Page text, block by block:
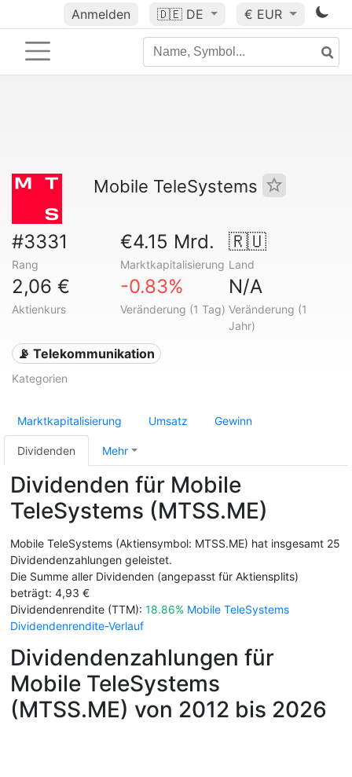
Anmelden 🇩🇪 DE € EUR
Mobile TeleSystems
#3331
Rang
€4.15 Mrd.
Marktkapitalisierung
🇷🇺
Land
2,06 €
Aktienkurs
-0.83%
Veränderung (1 Tag)
N/A
Veränderung (1
Jahr)
📡 Telekommunikation
Kategorien
Marktkapitalisierung Umsatz Gewinn
Dividenden Mehr
Dividenden für Mobile
TeleSystems (MTSS.ME)
Mobile TeleSystems (Aktiensymbol: MTSS.ME) hat insgesamt 25
Dividendenzahlungen geleistet.
Die Summe aller Dividenden (angepasst für Aktiensplits)
beträgt: 4,93 €
Dividendenrendite (TTM): 18.86% Mobile TeleSystems
Dividendenrendite-Verlauf
Dividendenzahlungen für
Mobile TeleSystems
(MTSS.ME) von 2012 bis 2026